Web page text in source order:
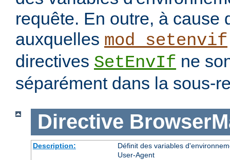
requête. En outre, à cause
auxquelles mod_setenvif
directives SetEnvIf ne
séparément dans la sous-
Directive
Description:
Définit des variables
User-Agent